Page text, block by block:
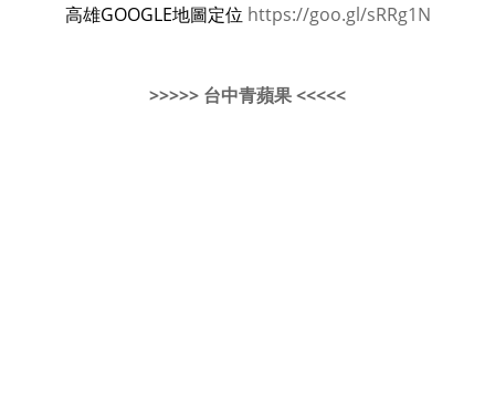
高雄GOOGLE地圖定位 https://goo.gl/sRRg1N
>>>>> 台中青蘋果 <<<<<